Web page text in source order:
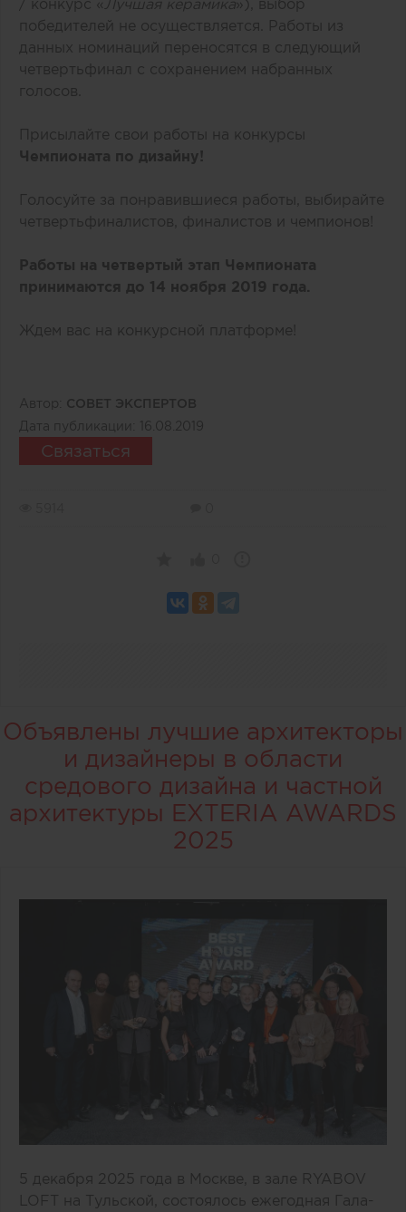
/ конкурс « Лучшая керамика»), выбор
победителей не осуществляется. Работы из
данных номинаций переносятся в следующий
четвертьфинал с сохранением набранных
голосов.
Присылайте свои работы на конкурсы
Чемпионата по дизайну!
Голосуйте за понравившиеся работы, выбирайте
четвертьфиналистов, финалистов и чемпионов!
Работы на четвертый этап Чемпионата
принимаются до 14 ноября 2019 года.
Ждем вас на конкурсной платформе
Автор: СОВЕТ ЭКСПЕРТОВ
Дата публикации:
16.08.2019
Связаться
Объявлены лучшие архитекторы
и дизайнеры в области
средового дизайна и частной
архитектуры EXTERIA AWARDS
2025
5 декабря 2025 года в Москве, в зале RYABOV
LOFT на Тульской, состоялось ежегодная Гала-